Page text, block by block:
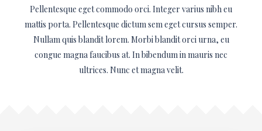
Pellentesque eget commodo orci. Integer varius nibh eu
mattis porta. Pellentesque dictum sem eget cursus semper.
Nullam quis blandit lorem. Morbi blandit orci urna, eu
congue magna faucibus at. In bibendum in mauris nec
ultrices. Nunc et magna velit.